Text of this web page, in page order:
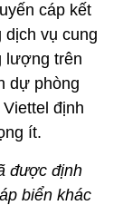
cáp kết
vụ cung
lượng trên
dự phòng
định
ít.
được định
biển khác